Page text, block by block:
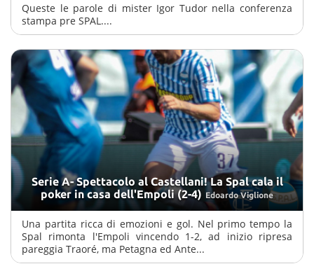
Queste le parole di mister Igor Tudor nella conferenza
stampa pre SPAL....
Serie A- Spettacolo al Castellani! La Spal cala il
poker in casa dell'Empoli (2-4) Edoardo Viglione
Una partita ricca di emozioni e gol. Nel primo tempo la
Spal rimonta l'Empoli vincendo 1-2, ad inizio ripresa
pareggia Traoré, ma Petagna ed Ante...